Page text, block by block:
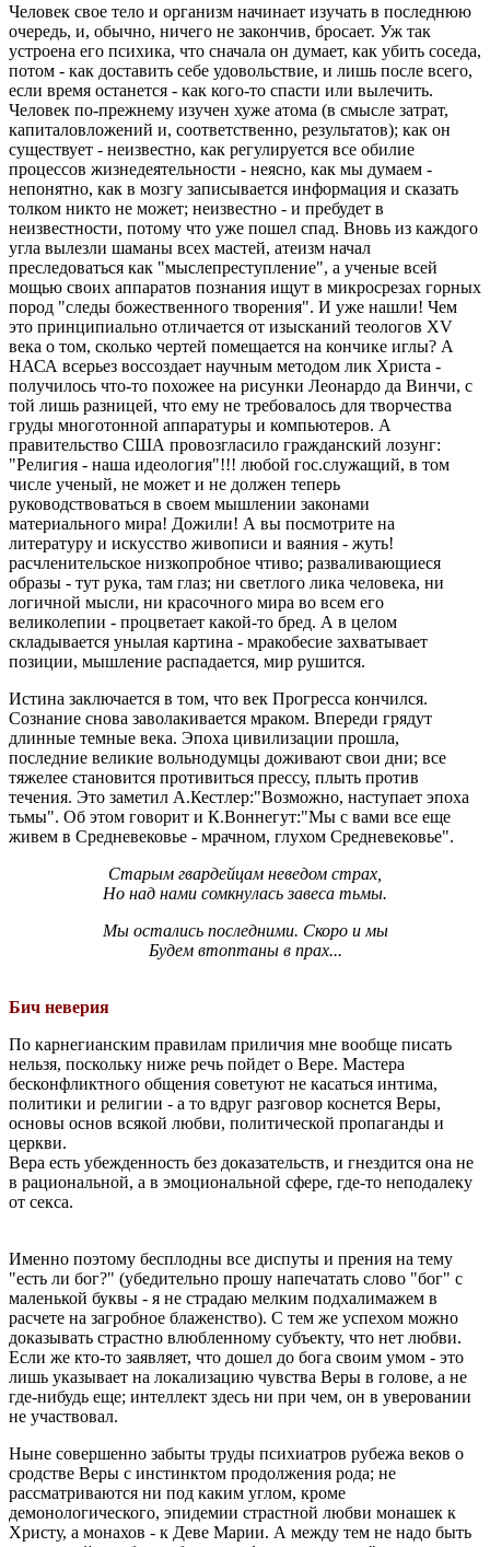
Человек свое тело и организм начинает изучать в последнюю
очередь, и, обычно, ничего не закончив, бросает. Уж так
устроена его психика, что сначала он думает, как убить соседа,
потом - как доставить себе удовольствие, и лишь после всего,
если время останется - как кого-то спасти или вылечить.
Человек по-прежнему изучен хуже атома (в смысле затрат,
капиталовложений и, соответственно, результатов); как он
существует - неизвестно, как регулируется все обилие
процессов жизнедеятельности - неясно, как мы думаем -
непонятно, как в мозгу записывается информация и сказать
толком никто не может; неизвестно - и пребудет в
неизвестности, потому что уже пошел спад. Вновь из каждого
угла вылезли шаманы всех мастей, атеизм начал
преследоваться как "мыслепреступление", а ученые всей
мощью своих аппаратов познания ищут в микросрезах горных
пород "следы божественного творения". И уже нашли! Чем
это принципиально отличается от изысканий теологов XV
века о том, сколько чертей помещается на кончике иглы? А
НАСА всерьез воссоздает научным методом лик Христа -
получилось что-то похожее на рисунки Леонардо да Винчи, с
той лишь разницей, что ему не требовалось для творчества
груды многотонной аппаратуры и компьютеров. А
правительство США провозгласило гражданский лозунг:
"Религия - наша идеология"!!! любой гос.служащий, в том
числе ученый, не может и не должен теперь
руководствоваться в своем мышлении законами
материального мира! Дожили! А вы посмотрите на
литературу и искусство живописи и ваяния - жуть!
расчленительское низкопробное чтиво; разваливающиеся
образы - тут рука, там глаз; ни светлого лика человека, ни
логичной мысли, ни красочного мира во всем его
великолепии - процветает какой-то бред. А в целом
складывается унылая картина - мракобесие захватывает
позиции, мышление распадается, мир рушится.
Истина заключается в том, что век Прогресса кончился.
Сознание снова заволакивается мраком. Впереди грядут
длинные темные века. Эпоха цивилизации прошла,
последние великие вольнодумцы доживают свои дни; все
тяжелее становится противиться прессу, плыть против
течения. Это заметил А.Кестлер:"Возможно, наступает эпоха
тьмы". Об этом говорит и К.Воннегут:"Мы с вами все еще
живем в Средневековье - мрачном, глухом Средневековье".
Старым гвардейцам неведом страх,
Но над нами сомкнулась завеса тьмы.
Мы остались последними. Скоро и мы
Будем втоптаны в прах...
Бич неверия
По карнегианским правилам приличия мне вообще писать
нельзя, поскольку ниже речь пойдет о Вере. Мастера
бесконфликтного общения советуют не касаться интима,
политики и религии - а то вдруг разговор коснется Веры,
основы основ всякой любви, политической пропаганды и
церкви.
Вера есть убежденность без доказательств, и гнездится она не
в рациональной, а в эмоциональной сфере, где-то неподалеку
от секса.
Именно поэтому бесплодны все диспуты и прения на тему
"есть ли бог?" (убедительно прошу напечатать слово "бог" с
маленькой буквы - я не страдаю мелким подхалимажем в
расчете на загробное блаженство). С тем же успехом можно
доказывать страстно влюбленному субъекту, что нет любви.
Если же кто-то заявляет, что дошел до бога своим умом - это
лишь указывает на локализацию чувства Веры в голове, а не
где-нибудь еще; интеллект здесь ни при чем, он в уверовании
не участвовал.
Ныне совершенно забыты труды психиатров рубежа веков о
сродстве Веры с инстинктом продолжения рода; не
рассматриваются ни под каким углом, кроме
демонологического, эпидемии страстной любви монашек к
Христу, а монахов - к Деве Марии. А между тем не надо быть